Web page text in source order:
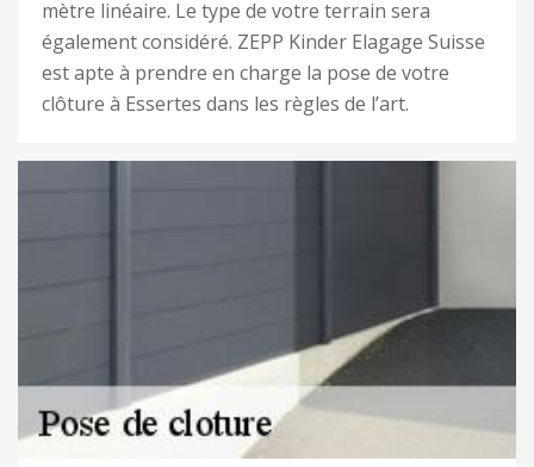
mètre linéaire. Le type de votre terrain sera
également considéré. ZEPP Kinder Elagage Suisse
est apte à prendre en charge la pose de votre
clôture à Essertes dans les règles de l’art.